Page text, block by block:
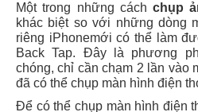
Một trong những cách chụp
khác biệt so với những dòng
riêng iPhonemới có thể làm
Back Tap. Đây là phương
chóng, chỉ cần chạm 2 lần vào
đã có thể chụp màn hình điện
Để có thể chụp màn hình điện